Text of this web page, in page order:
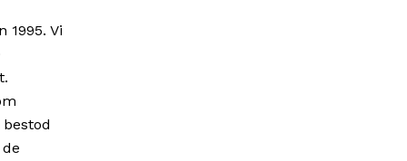
1995. Vi